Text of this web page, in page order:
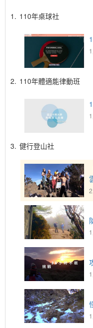
1. 110年桌球社
2. 110年體適能律動班
3. 健行登山社